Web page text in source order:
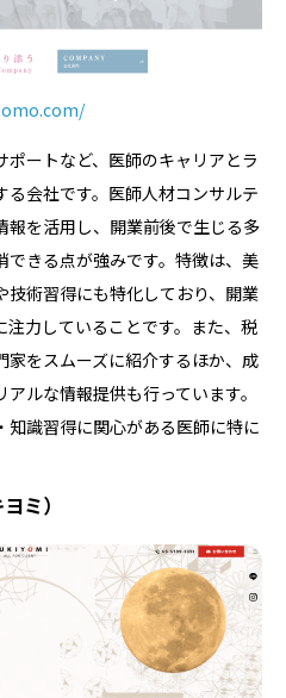
ートなど、医師のキャリアとラ
会社です。医師人材コンサルテ
報を活用し、開業前後で生じる多
きる点が強みです。特徴は、美
術習得にも特化しており、開業
力していることです。また、税
をスムーズに紹介するほか、成
ルな情報提供も行っています。
識習得に関心がある医師に特に
ミ）